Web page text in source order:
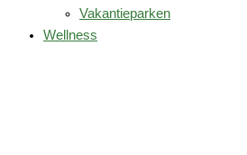
Vakantieparken
Wellness